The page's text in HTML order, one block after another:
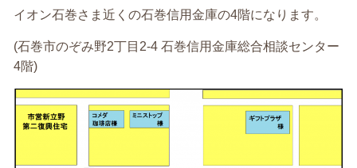
イオン石巻さま近くの石巻信用金庫の4階になります。
(石巻市のぞみ野2丁目2-4 石巻信用金庫総合相談センター
4階)